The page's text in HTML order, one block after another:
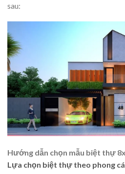
sau:
Hướng dẫn chọn mẫu biệt thự
Lựa chọn biệt thự theo phong